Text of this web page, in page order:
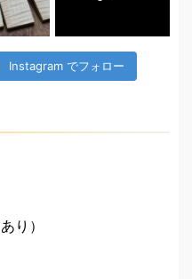
Instagram でフォロー
り）